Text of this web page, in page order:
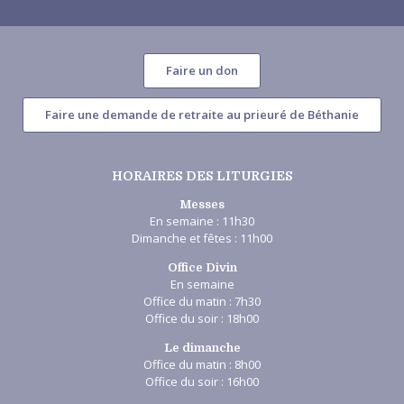
Faire un don
Faire une demande de retraite au prieuré de Béthanie
HORAIRES DES LITURGIES
Messes
En semaine : 11h30
Dimanche et fêtes : 11h00
Office Divin
En semaine
Office du matin : 7h30
Office du soir : 18h00
Le dimanche
Office du matin : 8h00
Office du soir : 16h00